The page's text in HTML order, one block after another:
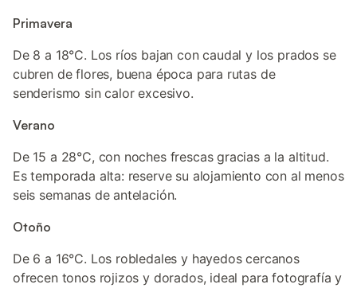
Primavera
De 8 a 18°C. Los ríos bajan con caudal y los prados se
cubren de flores, buena época para rutas de
senderismo sin calor excesivo.
Verano
De 15 a 28°C, con noches frescas gracias a la altitud.
Es temporada alta: reserve su alojamiento con al menos
seis semanas de antelación.
Otoño
De 6 a 16°C. Los robledales y hayedos cercanos
ofrecen tonos rojizos y dorados, ideal para fotografía y